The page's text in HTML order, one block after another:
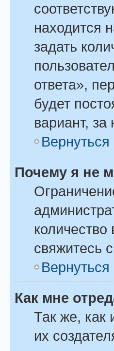
находится
задать
ответа»,
будет
вариант,
Вернуться
Почему я не
свяжитесь
Вернуться
Как мне
Так же, как
их